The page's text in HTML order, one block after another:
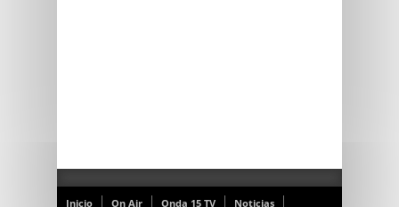
Inicio On Air Onda 15 TV Noticias